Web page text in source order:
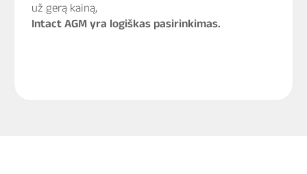
už gerą kainą,
Intact AGM yra logiškas pasirinkimas.